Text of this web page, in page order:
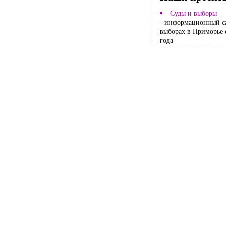
Суды и выборы
- информационный
выборах в Приморье
года